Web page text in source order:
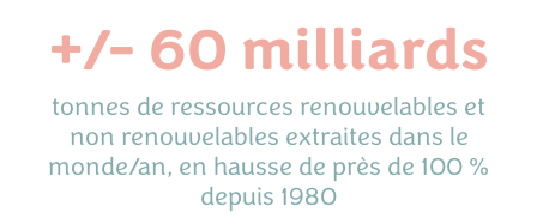
+/- 60 milliards
tonnes de ressources renouvelables et
non renouvelables extraites dans le
monde/an, en hausse de près de 100 %
depuis 1980